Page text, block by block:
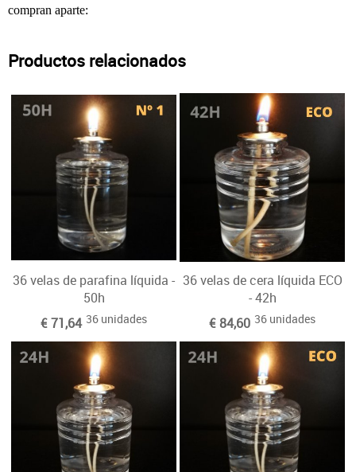
compran aparte:
Productos relacionados
36 velas de parafina líquida -
50h
€ 71,64 36 unidades
36 velas de cera líquida ECO
- 42h
€ 84,60 36 unidades